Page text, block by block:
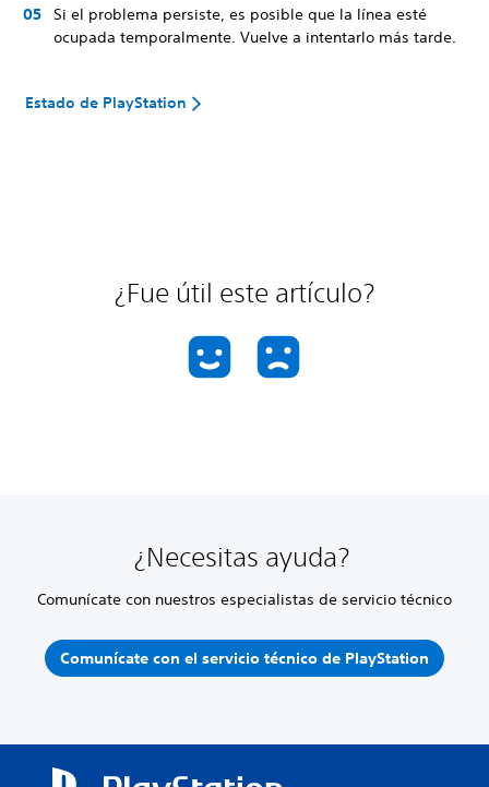
Si el problema persiste, es posible que la línea esté
ocupada temporalmente. Vuelve a intentarlo más tarde.
Estado de PlayStation
¿Fue útil este artículo?
¿Necesitas ayuda?
Comunícate con nuestros especialistas de servicio técnico
Comunícate con el servicio técnico de PlayStation